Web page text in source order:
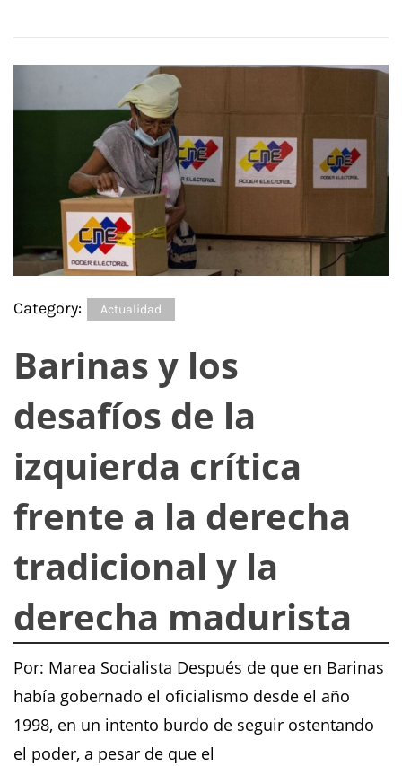
Category: Actualidad
Barinas y los
desafíos de la
izquierda crítica
frente a la derecha
tradicional y la
derecha madurista
Por: Marea Socialista Después de que en Barinas
había gobernado el oficialismo desde el año
1998, en un intento burdo de seguir ostentando
el poder, a pesar de que el